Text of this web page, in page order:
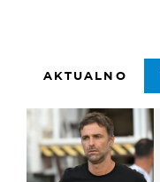
AKTUALNO